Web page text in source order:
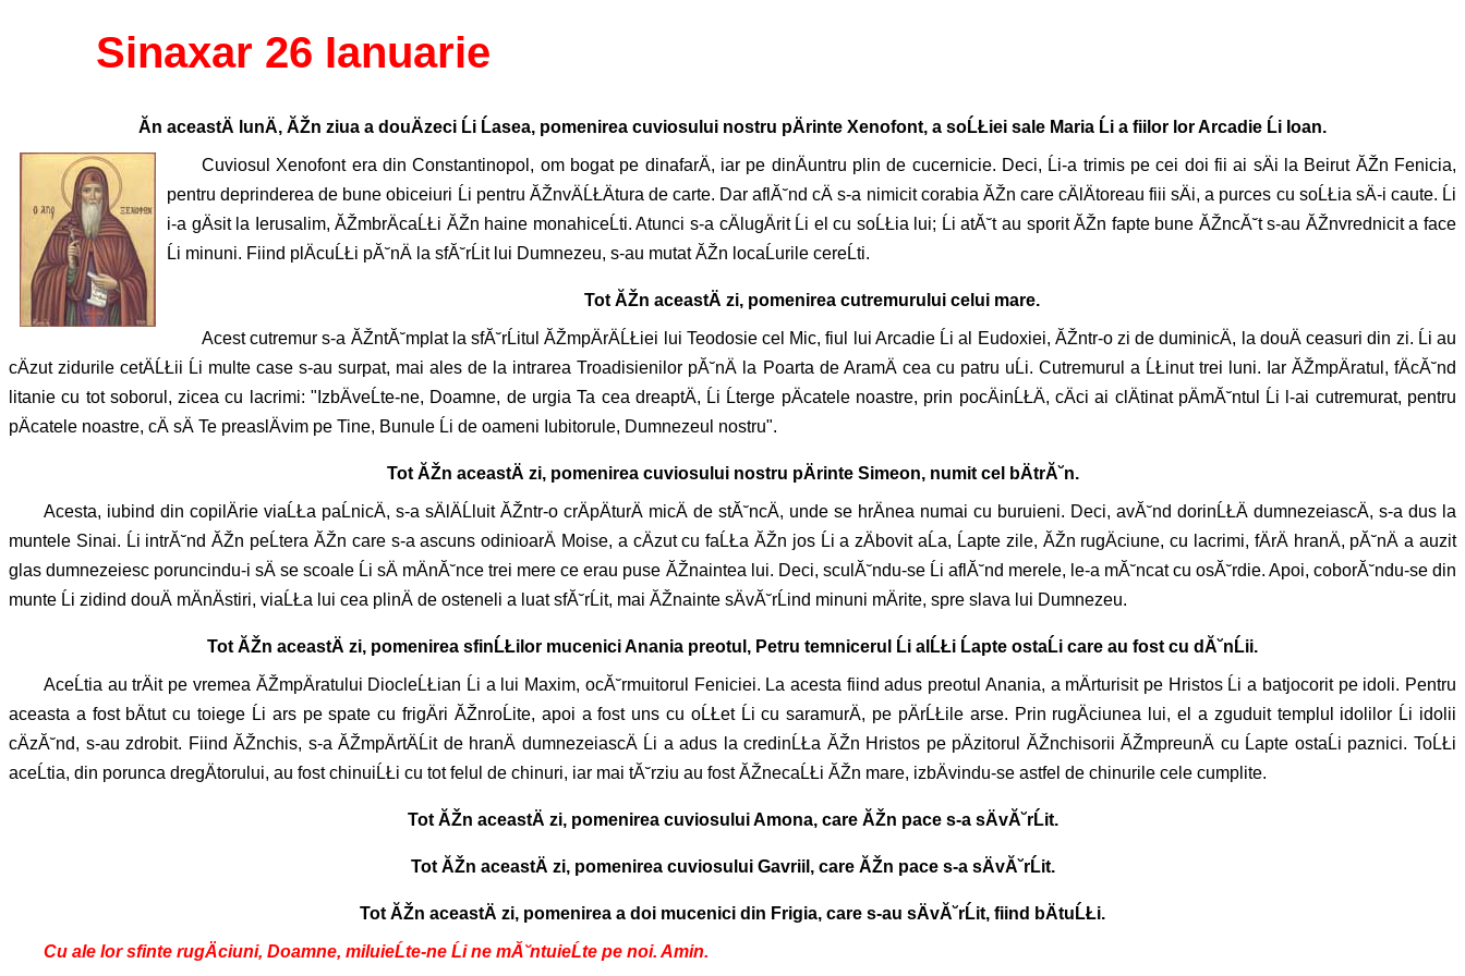
Sinaxar 26 Ianuarie
Ăn aceastÄ lunÄ, ĂŽn ziua a douÄzeci Ĺi Ĺasea, pomenirea cuviosului nostru pÄrinte Xenofont, a soĹŁiei sale Maria Ĺi a fiilor lor Arcadie Ĺi Ioan.
Cuviosul Xenofont era din Constantinopol, om bogat pe dinafarÄ, iar pe dinÄuntru plin de cucernicie. Deci, Ĺi-a trimis pe cei doi fii ai sÄi la Beirut ĂŽn Fenicia,
pentru deprinderea de bune obiceiuri Ĺi pentru ĂŽnvÄĹŁÄtura de carte. Dar aflĂ˘nd cÄ s-a nimicit corabia ĂŽn care cÄlÄtoreau fiii sÄi, a purces cu soĹŁia sÄ-i caute. Ĺi
i-a gÄsit la Ierusalim, ĂŽmbrÄcaĹŁi ĂŽn haine monahiceĹti. Atunci s-a cÄlugÄrit Ĺi el cu soĹŁia lui; Ĺi atĂ˘t au sporit ĂŽn fapte bune ĂŽncĂ˘t s-au ĂŽnvrednicit a face
Ĺi minuni. Fiind plÄcuĹŁi pĂ˘nÄ la sfĂ˘rĹit lui Dumnezeu, s-au mutat ĂŽn locaĹurile cereĹti.
Tot ĂŽn aceastÄ zi, pomenirea cutremurului celui mare.
Acest cutremur s-a ĂŽntĂ˘mplat la sfĂ˘rĹitul ĂŽmpÄrÄĹŁiei lui Teodosie cel Mic, fiul lui Arcadie Ĺi al Eudoxiei, ĂŽntr-o zi de duminicÄ, la douÄ ceasuri din zi. Ĺi au
cÄzut zidurile cetÄĹŁii Ĺi multe case s-au surpat, mai ales de la intrarea Troadisienilor pĂ˘nÄ la Poarta de AramÄ cea cu patru uĹi. Cutremurul a ĹŁinut trei luni. Iar ĂŽmpÄratul, fÄcĂ˘nd
litanie cu tot soborul, zicea cu lacrimi: "IzbÄveĹte-ne, Doamne, de urgia Ta cea dreaptÄ, Ĺi Ĺterge pÄcatele noastre, prin pocÄinĹŁÄ, cÄci ai clÄtinat pÄmĂ˘ntul Ĺi l-ai cutremurat, pentru
pÄcatele noastre, cÄ sÄ Te preaslÄvim pe Tine, Bunule Ĺi de oameni Iubitorule, Dumnezeul nostru".
Tot ĂŽn aceastÄ zi, pomenirea cuviosului nostru pÄrinte Simeon, numit cel bÄtrĂ˘n.
Acesta, iubind din copilÄrie viaĹŁa paĹnicÄ, s-a sÄlÄĹluit ĂŽntr-o crÄpÄturÄ micÄ de stĂ˘ncÄ, unde se hrÄnea numai cu buruieni. Deci, avĂ˘nd dorinĹŁÄ dumnezeiascÄ, s-a dus la
muntele Sinai. Ĺi intrĂ˘nd ĂŽn peĹtera ĂŽn care s-a ascuns odinioarÄ Moise, a cÄzut cu faĹŁa ĂŽn jos Ĺi a zÄbovit aĹa, Ĺapte zile, ĂŽn rugÄciune, cu lacrimi, fÄrÄ hranÄ, pĂ˘nÄ a auzit
glas dumnezeiesc poruncindu-i sÄ se scoale Ĺi sÄ mÄnĂ˘nce trei mere ce erau puse ĂŽnaintea lui. Deci, sculĂ˘ndu-se Ĺi aflĂ˘nd merele, le-a mĂ˘ncat cu osĂ˘rdie. Apoi, coborĂ˘ndu-se din
munte Ĺi zidind douÄ mÄnÄstiri, viaĹŁa lui cea plinÄ de osteneli a luat sfĂ˘rĹit, mai ĂŽnainte sÄvĂ˘rĹind minuni mÄrite, spre slava lui Dumnezeu.
Tot ĂŽn aceastÄ zi, pomenirea sfinĹŁilor mucenici Anania preotul, Petru temnicerul Ĺi alĹŁi Ĺapte ostaĹi care au fost cu dĂ˘nĹii.
AceĹtia au trÄit pe vremea ĂŽmpÄratului DiocleĹŁian Ĺi a lui Maxim, ocĂ˘rmuitorul Feniciei. La acesta fiind adus preotul Anania, a mÄrturisit pe Hristos Ĺi a batjocorit pe idoli. Pentru
aceasta a fost bÄtut cu toiege Ĺi ars pe spate cu frigÄri ĂŽnroĹite, apoi a fost uns cu oĹŁet Ĺi cu saramurÄ, pe pÄrĹŁile arse. Prin rugÄciunea lui, el a zguduit templul idolilor Ĺi idolii
cÄzĂ˘nd, s-au zdrobit. Fiind ĂŽnchis, s-a ĂŽmpÄrtÄĹit de hranÄ dumnezeiascÄ Ĺi a adus la credinĹŁa ĂŽn Hristos pe pÄzitorul ĂŽnchisorii ĂŽmpreunÄ cu Ĺapte ostaĹi paznici. ToĹŁi
aceĹtia, din porunca dregÄtorului, au fost chinuiĹŁi cu tot felul de chinuri, iar mai tĂ˘rziu au fost ĂŽnecaĹŁi ĂŽn mare, izbÄvindu-se astfel de chinurile cele cumplite.
Tot ĂŽn aceastÄ zi, pomenirea cuviosului Amona, care ĂŽn pace s-a sÄvĂ˘rĹit.
Tot ĂŽn aceastÄ zi, pomenirea cuviosului Gavriil, care ĂŽn pace s-a sÄvĂ˘rĹit.
Tot ĂŽn aceastÄ zi, pomenirea a doi mucenici din Frigia, care s-au sÄvĂ˘rĹit, fiind bÄtuĹŁi.
Cu ale lor sfinte rugÄciuni, Doamne, miluieĹte-ne Ĺi ne mĂ˘ntuieĹte pe noi. Amin.